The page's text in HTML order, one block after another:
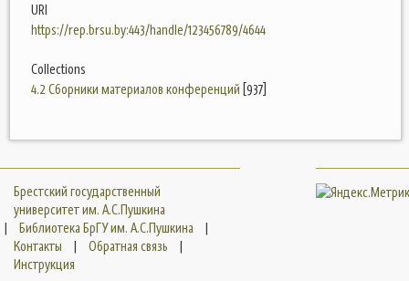
URI
https://rep.brsu.by:443/handle/123456789/4644
Collections
4.2 Сборники материалов конференций [937]
Брестский государственный
университет им. А.С.Пушкина
|
Библиотека БрГУ им. А.С.Пушкина
|
Контакты
| Обратная связь
|
Инструкция